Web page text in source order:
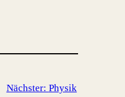
Nächster: Physik